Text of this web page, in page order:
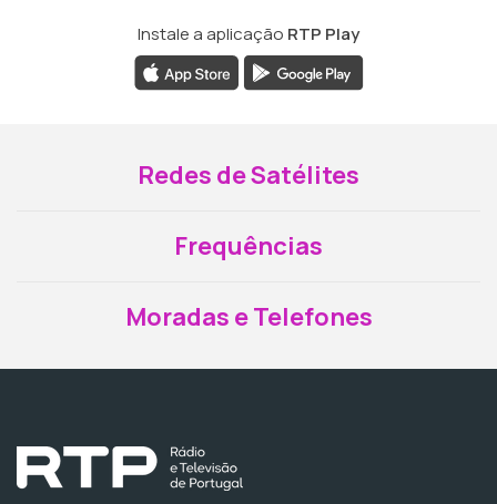
Instale a aplicação RTP Play
Redes de Satélites
Frequências
Moradas e Telefones